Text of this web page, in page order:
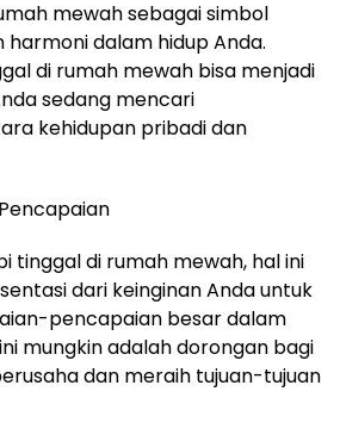
mewah sebagai simbol
dalam hidup Anda.
di rumah mewah bisa menjadi
sedang mencari
kehidupan pribadi dan
tinggal di rumah mewah, hal ini
dari keinginan Anda untuk
pencapaian besar dalam
mungkin adalah dorongan bagi
dan meraih tujuan-tujuan